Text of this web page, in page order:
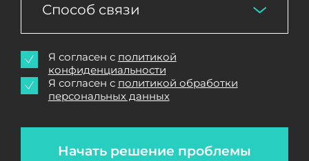
Способ связи
Начать решение проблемы
Я согласен с политикой
конфиденциальности
Я согласен с политикой обработки
персональных данных